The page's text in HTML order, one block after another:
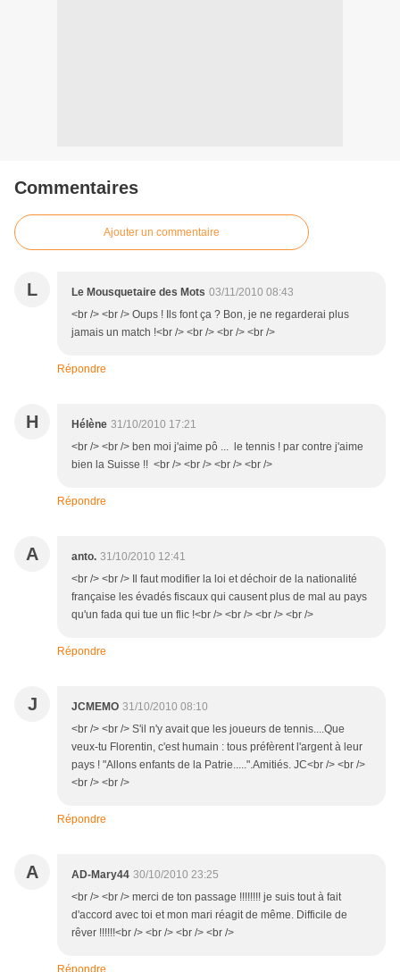
Commentaires
Ajouter un commentaire
L Le Mousquetaire des Mots 03/11/2010 08:43
<br /> <br /> Oups ! Ils font ça ? Bon, je ne regarderai plus
jamais un match !<br /> <br /> <br /> <br />
Répondre
H Hélène 31/10/2010 17:21
<br /> <br /> ben moi j'aime pô ... le tennis ! par contre j'aime
bien la Suisse !! <br /> <br /> <br /> <br />
Répondre
A anto. 31/10/2010 12:41
<br /> <br /> Il faut modifier la loi et déchoir de la nationalité
française les évadés fiscaux qui causent plus de mal au pays
qu'un fada qui tue un flic !<br /> <br /> <br /> <br />
Répondre
J JCMEMO 31/10/2010 08:10
<br /> <br /> S'il n'y avait que les joueurs de tennis....Que
veux-tu Florentin, c'est humain : tous préfèrent l'argent à leur
pays ! "Allons enfants de la Patrie.....".Amitiés. JC<br /> <br />
<br /> <br />
Répondre
A AD-Mary44 30/10/2010 23:25
<br /> <br /> merci de ton passage !!!!!!!! je suis tout à fait
d'accord avec toi et mon mari réagit de même. Difficile de
rêver !!!!!!<br /> <br /> <br /> <br />
Répondre